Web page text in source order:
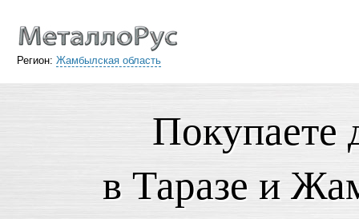
Регион: Жамбылская область
Покупаете
в Таразе и